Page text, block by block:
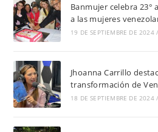
Banmujer celebra
a las mujeres
19 DE SEPTIEMBRE DE 2024 /
Jhoanna Carrillo
transformación de
18 DE SEPTIEMBRE DE 2024 /